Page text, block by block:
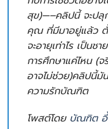
สุข)—–คลิปนี้ จะป
คุณ ที่มีมาอยู่แล้ว ตั้
จะอายุเท่าไร เป็น
การศึกษาแค่ไหน (จ
อาจไม่ช่วย)คลิปนี้
ความรักบัณฑิต
โพสต์โดย บัณฑิต อึ้